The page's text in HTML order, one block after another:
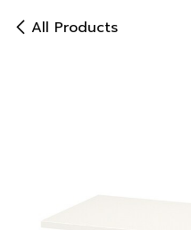
All Products